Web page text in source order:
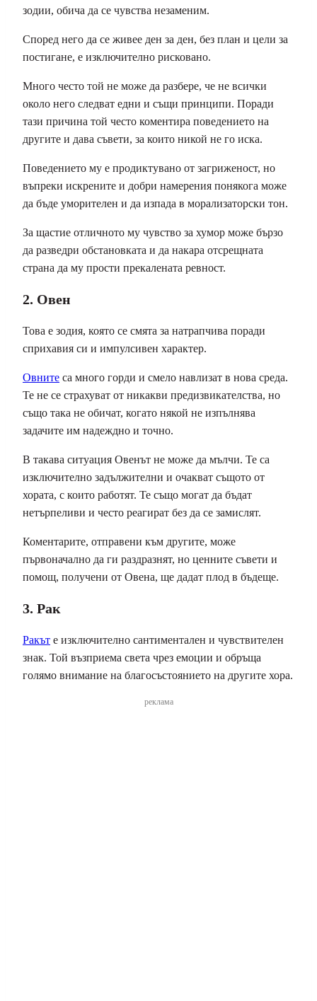
зодии, обича да се чувства незаменим.
Според него да се живее ден за ден, без план и цели за
постигане, е изключително рисковано.
Много често той не може да разбере, че не всички
около него следват едни и същи принципи. Поради
тази причина той често коментира поведението на
другите и дава съвети, за които никой не го иска.
Поведението му е продиктувано от загриженост, но
въпреки искрените и добри намерения понякога може
да бъде уморителен и да изпада в морализаторски тон.
За щастие отличното му чувство за хумор може бързо
да разведри обстановката и да накара отсрещната
страна да му прости прекалената ревност.
2. Овен
Това е зодия, която се смята за натрапчива поради
сприхавия си и импулсивен характер.
Овните са много горди и смело навлизат в нова среда.
Те не се страхуват от никакви предизвикателства, но
също така не обичат, когато някой не изпълнява
задачите им надеждно и точно.
В такава ситуация Овенът не може да мълчи. Те са
изключително задължителни и очакват същото от
хората, с които работят. Те също могат да бъдат
нетърпеливи и често реагират без да се замислят.
Коментарите, отправени към другите, може
първоначално да ги раздразнят, но ценните съвети и
помощ, получени от Овена, ще дадат плод в бъдеще.
3. Рак
Ракът е изключително сантиментален и чувствителен
знак. Той възприема света чрез емоции и обръща
голямо внимание на благосъстоянието на другите хора.
реклама